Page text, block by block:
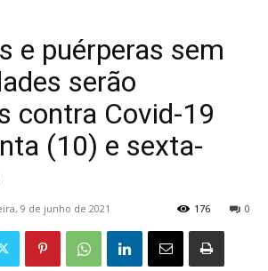
e puérperas sem
serão
contra Covid-19
(10) e sexta-
9 de junho de 2021 0
176